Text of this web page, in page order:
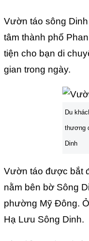
Vườn táo sông
tâm thành phố
tiện cho bạn di
gian trong ngày.
Du
thương
Dinh
Vườn táo được bắt
nằm bên bờ Sông
phường Mỹ Đông.
Hạ Lưu Sông Dinh.